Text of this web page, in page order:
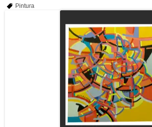
Pintura